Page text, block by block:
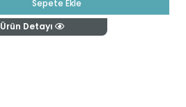
Sepete Ekle
Ürün Detayı